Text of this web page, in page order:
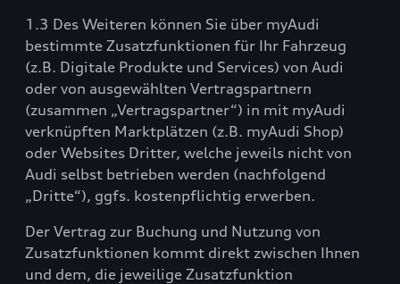
1.3 Des Weiteren können Sie über myAudi
bestimmte Zusatzfunktionen für Ihr Fahrzeug
(z.B. Digitale Produkte und Services) von Audi
oder von ausgewählten Vertragspartnern
(zusammen „Vertragspartner“) in mit myAudi
verknüpften Marktplätzen (z.B. myAudi Shop)
oder Websites Dritter, welche jeweils nicht von
Audi selbst betrieben werden (nachfolgend
„Dritte“), ggfs. kostenpflichtig erwerben.
Der Vertrag zur Buchung und Nutzung von
Zusatzfunktionen kommt direkt zwischen Ihnen
und dem, die jeweilige Zusatzfunktion